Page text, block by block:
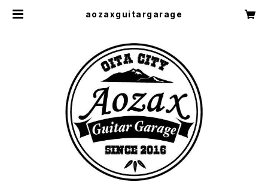
aozaxguitargarage